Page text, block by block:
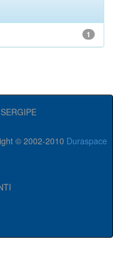
1
© 2002-2010 Duraspace